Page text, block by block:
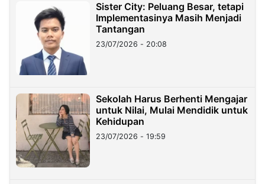
Sister City: Peluang Besar, tetapi
Implementasinya Masih Menjadi
Tantangan
23/07/2026 - 20:08
Sekolah Harus Berhenti Mengajar
untuk Nilai, Mulai Mendidik untuk
Kehidupan
23/07/2026 - 19:59